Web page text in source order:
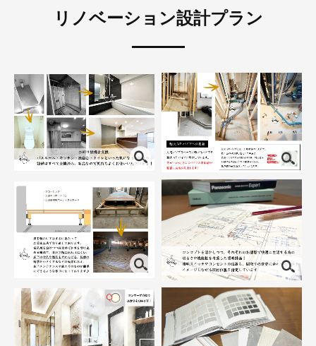
リノベーション設計プラン